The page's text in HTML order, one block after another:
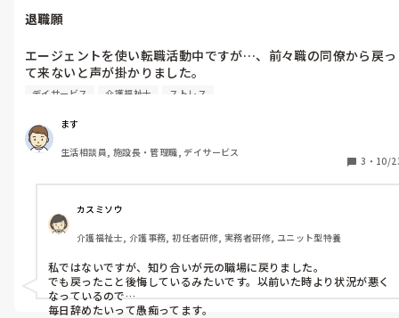
前職場がオファーしてきたのは、このエージェントがFAXにて求
元同僚の施設長がそれを見て自分やろって直感で連絡してくれ
て。
他の職員も先に書いている3名の職員以外も出戻り気にしないと
以前にも似た相談をさせて頂いたのですが、何かアドバイス頂け
たら嬉しいです。
ますさんが本当に嫌な思いを重ねてきた所ではないのですかね? 違う
ほうが❢ の思いです…
でも、慎重に選ばれたのでしたら、仮に少しの失敗だったとして、そ
の時の判断は正解だと思いますね…
退職願
エージェントを使い転職活動中ですが…、前々職の同僚から戻っ
て来ないと声が掛かりました。
対人関係等の嫌で辞めたのでなく、病気で辞めた場所で。
現エージェントからの紹介先で決めようか迷い中。
皆さんは出戻り的な転職した事ある？
デイサービス 介護福祉士 ストレス
ます
生活相談員, 施設長・管理職, デイサービス
3 ・ 10/
カスミソウ
介護福祉士, 介護事務, 初任者研修, 実務者研修, ユニット型特養
私ではないですが、知り合いが元の職場に戻りました。
でも戻ったこと後悔しているみたいです。以前いた時より状況が悪く
なっているので…
毎日辞めたいって愚痴ってます。